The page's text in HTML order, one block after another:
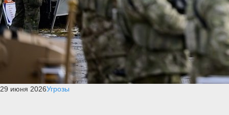
29 июня 2026Угрозы